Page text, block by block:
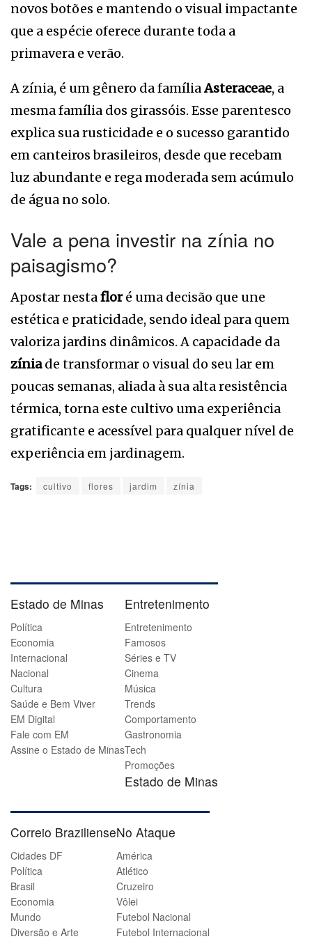
novos botões e mantendo o visual impactante
que a espécie oferece durante toda a
primavera e verão.
A zínia, é um gênero da famíliaAsteraceae, a
mesma família dos girassóis. Esse parentesco
explica sua rusticidade e o sucesso garantido
em canteiros brasileiros, desde que recebam
luz abundante e rega moderada sem acúmulo
de água no solo.
Vale a pena investir na zínia no
paisagismo?
Apostar nestafloré uma decisão que une
estética e praticidade, sendo ideal para quem
valoriza jardins dinâmicos. A capacidade da
zíniade transformar o visual do seu lar em
poucas semanas, aliada à sua alta resistência
térmica, torna este cultivo uma experiência
gratificante e acessível para qualquer nível de
experiência em jardinagem.
Tags: cultivo flores jardim zínia
Estado de Minas
Política
Economia
Internacional
Nacional
Cultura
Saúde e Bem Viver
EM Digital
Fale com EM
Assine o Estado de Minas
Entretenimento
Entretenimento
Famosos
Séries e TV
Cinema
Música
Trends
Comportamento
Gastronomia
Tech
Promoções
Estado de Minas
Correio Braziliense
Cidades DF
Política
Brasil
Economia
Mundo
Diversão e Arte
No Ataque
América
Atlético
Cruzeiro
Vôlei
Futebol Nacional
Futebol Internacional